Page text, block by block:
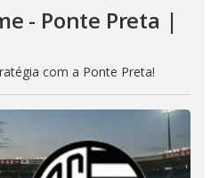
- Ponte Preta |
com a Ponte Preta!